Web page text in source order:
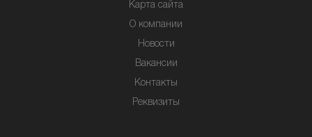
Карта сайта
О компании
Новости
Вакансии
Контакты
Реквизиты